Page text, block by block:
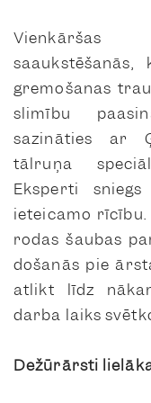
Vienkāršas
gremošanas
slimību
sazināties ar
tālruņa
Eksperti
ieteicamo
rodas šaubas
došanās pie
atlikt līdz
darba laiks
Dežūrārsti